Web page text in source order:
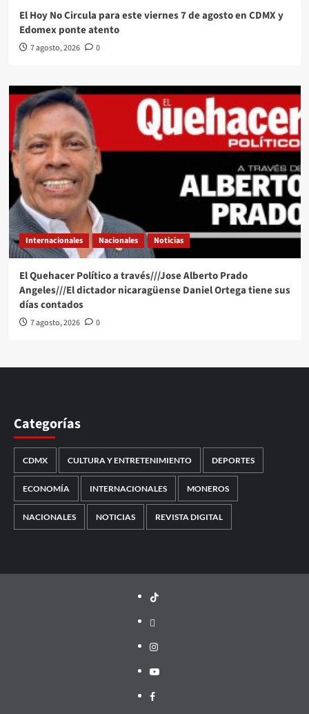
El Hoy No Circula para este viernes 7 de agosto en CDMX y
Edomex ponte atento
7 agosto, 2026 0
Internacionales Nacionales Noticias
El Quehacer Político a través///Jose Alberto Prado
Angeles///El dictador nicaragüense Daniel Ortega tiene sus
días contados
7 agosto, 2026 0
Categorías
CDMX CULTURA Y ENTRETENIMIENTO DEPORTES
ECONOMÍA INTERNACIONALES MONEROS
NACIONALES NOTICIAS REVISTA DIGITAL
TikTok
threads
Instagram
Youtube
Facebook